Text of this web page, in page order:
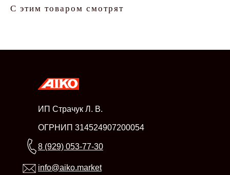
С этим товаром смотрят
ИП Страчук Л. В.
ОГРНИП 314524907200054
8 (929) 053-77-30
info@aiko.market